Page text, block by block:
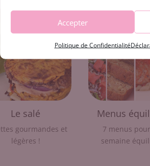
Accepter
Politique de Confidentialité
Le salé
gourmandes et
légères !
Menus
7 menus
semaine